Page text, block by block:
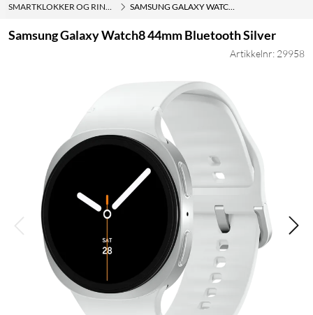
SMARTKLOKKER OG RINGER SAMSUNG GALAXY WATCH8 44MM BLUETOOTH SILVER
Samsung Galaxy Watch8 44mm Bluetooth Silver
Artikkelnr: 29958